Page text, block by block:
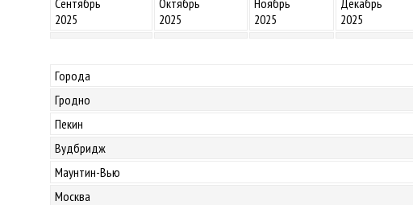
Сентябрь
2025
Октябрь
2025
Ноябрь
2025
Декабрь
2025
Города
Гродно
Пекин
Вудбридж
Маунтин-Вью
Москва